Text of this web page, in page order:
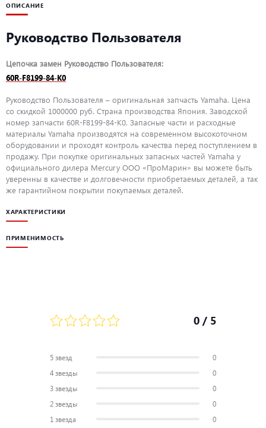
ОПИСАНИЕ
Руководство Пользователя
Цепочка замен Руководство Пользователя:
60R-F8199-84-K0
Руководство Пользователя – оригинальная запчасть Yamaha. Цена
со скидкой 1000000 руб. Страна производства Япония. Заводской
номер запчасти 60R-F8199-84-K0. Запасные части и расходные
материалы Yamaha производятся на современном высокоточном
оборудовании и проходят контроль качества перед поступлением в
продажу. При покупке оригинальных запасных частей Yamaha у
официального дилера Mercury ООО «ПроМарин» вы можете быть
уверенны в качестве и долговечности приобретаемых деталей, а так
же гарантийном покрытии покупаемых деталей.
ХАРАКТЕРИСТИКИ
ПРИМЕНИМОСТЬ
0 / 5
5 звезд
0
4 звезды
0
3 звезды
0
2 звезды
0
1 звезда
0